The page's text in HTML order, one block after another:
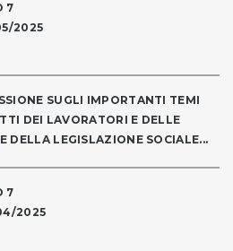
7
2025
SUGLI IMPORTANTI TEMI
DEI LAVORATORI E DELLE
DELLA LEGISLAZIONE SOCIALE...
7
2025